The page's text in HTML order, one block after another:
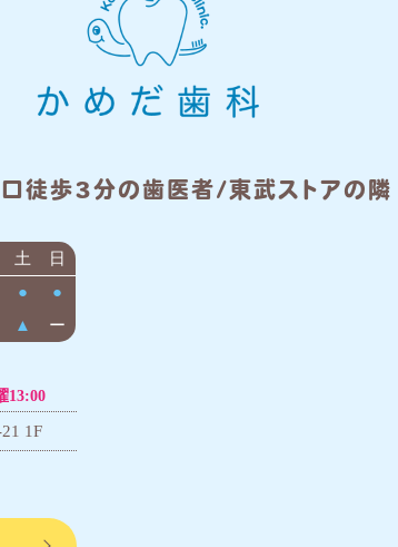
徒歩3分の歯医者/東武ストアの隣
土
日
●
●
▲ ー
13:00
1F